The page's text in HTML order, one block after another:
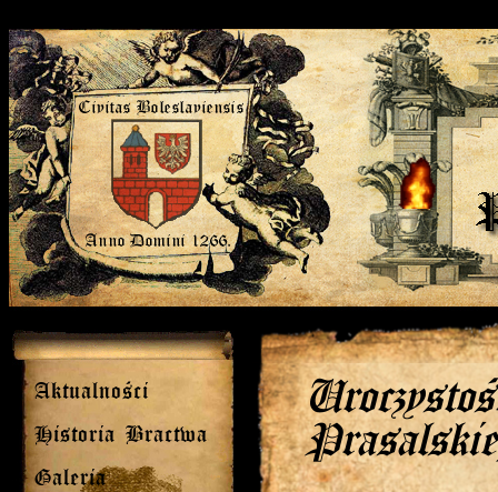
Aktualności
Historia Bractwa
Galeria